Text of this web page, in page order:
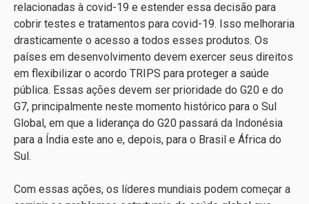
relacionadas à covid-19 e estender essa decisão para
cobrir testes e tratamentos para covid-19. Isso melhoraria
drasticamente o acesso a todos esses produtos. Os
países em desenvolvimento devem exercer seus direitos
em flexibilizar o acordo TRIPS para proteger a saúde
pública. Essas ações devem ser prioridade do G20 e do
G7, principalmente neste momento histórico para o Sul
Global, em que a liderança do G20 passará da Indonésia
para a Índia este ano e, depois, para o Brasil e África do
Sul.
Com essas ações, os líderes mundiais podem começar a